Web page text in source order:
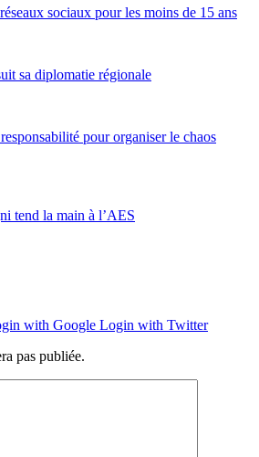
sociaux pour les moins de 15 ans
sa diplomatie régionale
pour organiser le chaos
tend la main à l’AES
with Google Login with Twitter
pas publiée.